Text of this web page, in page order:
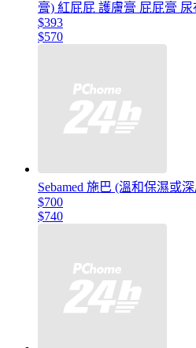
膏) 紅屁屁 護膚膏 屁屁膏
$393
$570
Sebamed 施巴 (溫和保濕或
$700
$740